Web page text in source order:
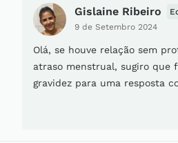
Gislaine Ribeiro
9 de Setembro 2024
Olá, se houve relação sem
atraso menstrual, sugiro que
gravidez para uma resposta